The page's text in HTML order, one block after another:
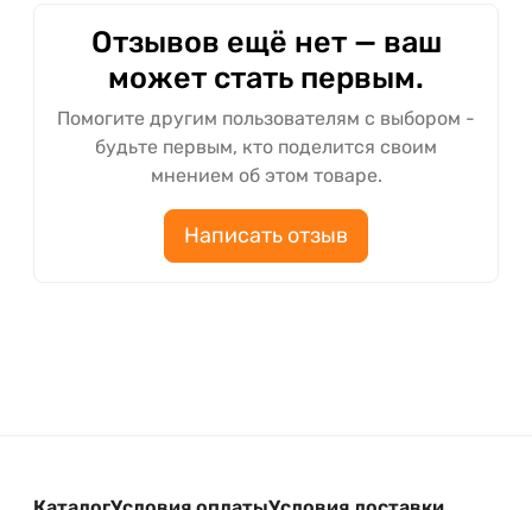
Отзывов ещё нет — ваш
может стать первым.
Помогите другим пользователям с выбором -
будьте первым, кто поделится своим
мнением об этом товаре.
Написать отзыв